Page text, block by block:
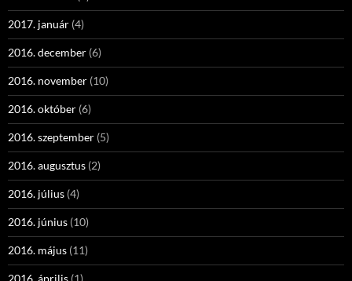
2017. január (4)
2016. december (6)
2016. november (10)
2016. október (6)
2016. szeptember (5)
2016. augusztus (2)
2016. július (4)
2016. június (10)
2016. május (11)
2016. április (1)